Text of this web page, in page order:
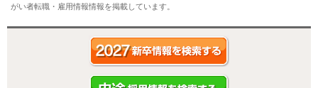
がい者転職・雇用情報情報を掲載しています。